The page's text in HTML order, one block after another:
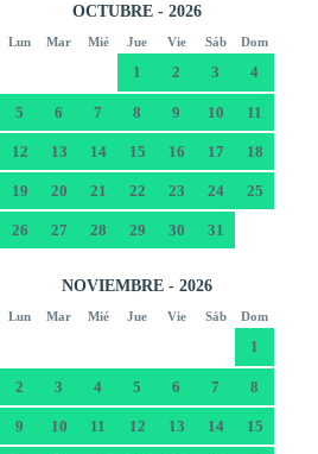
OCTUBRE - 2026
Lun Mar Mié Jue Vie Sáb Dom
1 2 3 4
5 6 7 8 9 10 11
12 13 14 15 16 17 18
19 20 21 22 23 24 25
26 27 28 29 30 31
NOVIEMBRE - 2026
Lun Mar Mié Jue Vie Sáb Dom
1
2 3 4 5 6 7 8
9 10 11 12 13 14 15